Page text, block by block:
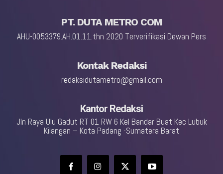
PT. DUTA METRO COM
AHU-0053379.AH.01.11.thn 2020 Terverifikasi Dewan Pers
Kontak Redaksi
redaksidutametro@gmail.com
Kantor Redaksi
Jln Raya Ulu Gadut RT 01 RW 6 Kel Bandar Buat Kec Lubuk
Kilangan – Kota Padang -Sumatera Barat